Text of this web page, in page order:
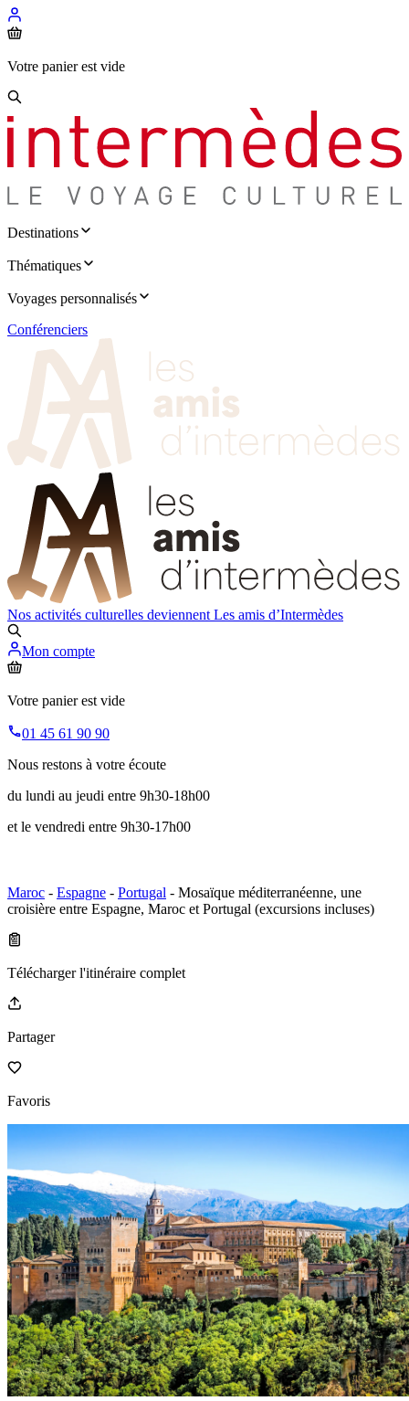
Votre panier est vide
Destinations
Thématiques
Voyages personnalisés
Conférenciers
Nos activités culturelles deviennent Les amis d’Intermèdes
Mon compte
Votre panier est vide
01 45 61 90 90
Nous restons à votre écoute
du lundi au jeudi entre 9h30-18h00
et le vendredi entre 9h30-17h00
Maroc - Espagne - Portugal - Mosaïque méditerranéenne, une
croisière entre Espagne, Maroc et Portugal (excursions incluses)
Télécharger l'itinéraire complet
Partager
Favoris